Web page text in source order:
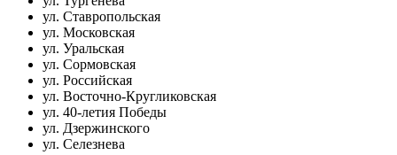
ул. Ставропольская
ул. Московская
ул. Уральская
ул. Сормовская
ул. Российская
ул. Восточно-Кругликовская
ул. 40-летия Победы
ул. Дзержинского
ул. Селезнева